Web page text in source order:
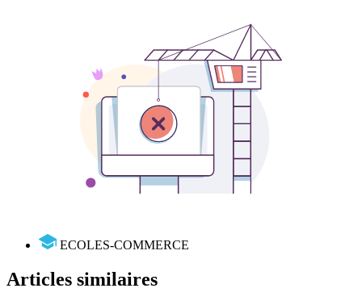
ECOLES-COMMERCE
Articles similaires